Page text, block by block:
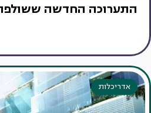
התערוכה החדשה ששולפת
אדריכלות